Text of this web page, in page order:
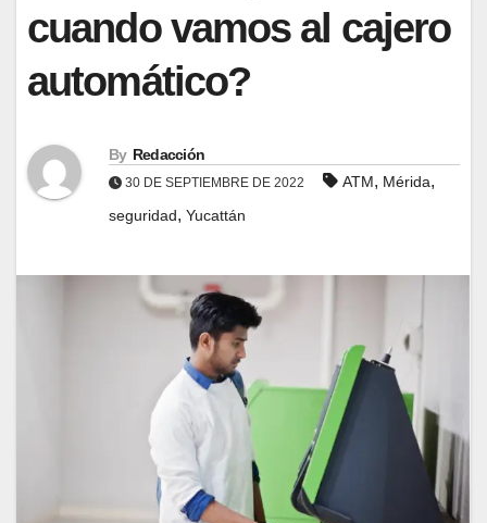
cuando vamos al cajero
automático?
By Redacción
30 DE SEPTIEMBRE DE 2022 ATM, Mérida,
seguridad, Yucattán